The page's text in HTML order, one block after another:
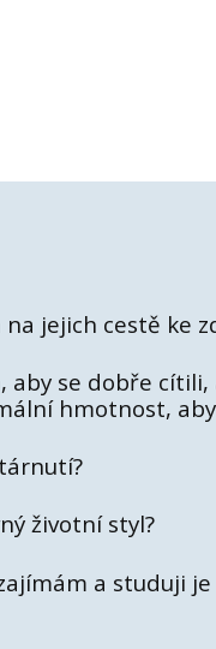
jejich cestě ke
aby se dobře
hmotnost,
životní styl?
a studuji je